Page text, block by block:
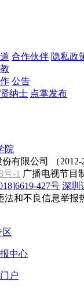
合作伙伴 隐私政
公告
纳士 点掌发布
院
有限公司 （2012-
号-1 广播电视节目
427号 深圳
法和不良信息举报
区
中心
户